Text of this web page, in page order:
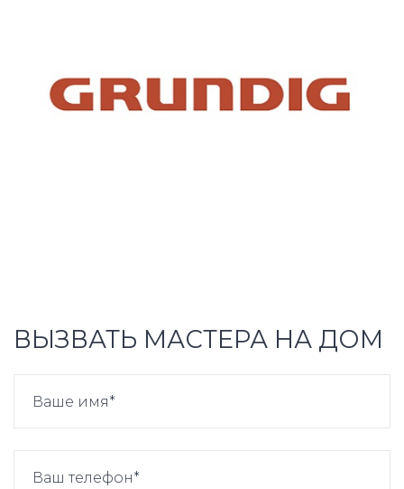
ВЫЗВАТЬ МАСТЕРА НА ДОМ